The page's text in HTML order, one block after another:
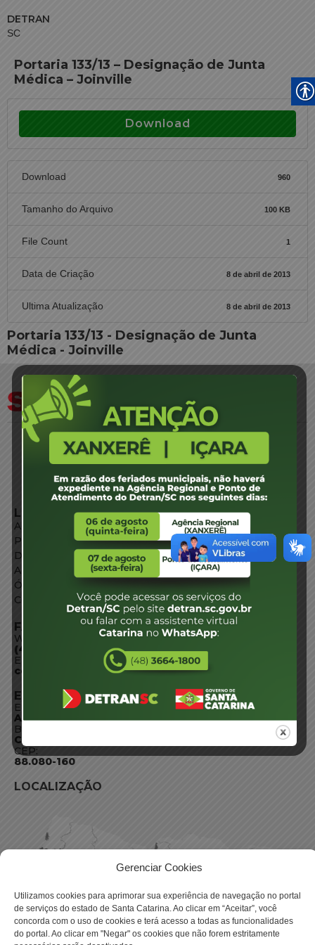
Gerenciar Cookies
Utilizamos cookies para aprimorar sua experiência de navegação no portal
de serviços do estado de Santa Catarina. Ao clicar em “Aceitar”, você
concorda com o uso de cookies e terá acesso a todas as funcionalidades
do portal. Ao clicar em "Negar" os cookies que não forem estritamente
DETRAN
SC
Portaria 133/13 – Designação de Junta
Médica – Joinville
Download
Download 960
Tamanho do Arquivo 100 KB
File Count 1
Data de Criação 8 de abril de 2013
Ultima Atualização 8 de abril de 2013
Portaria 133/13 - Designação de Junta
Médica - Joinville
LINKS EXTERNOS
Agência de Notícias
Portal de Serviços
Diário Oficial
Acesso à Informação
Órgãos do Governo
Conheça SC
FALE CONOSCO
WhatsApp:
(48) 3664-1800
E-mail:
centraldeinformacoes@detran.sc.gov.br
ENDEREÇO
Endereço:
Av. Almirante Tamandaré - 480
Bairro:
Coqueiros, Florianópolis SC
CEP:
88.080-160
LOCALIZAÇÃO